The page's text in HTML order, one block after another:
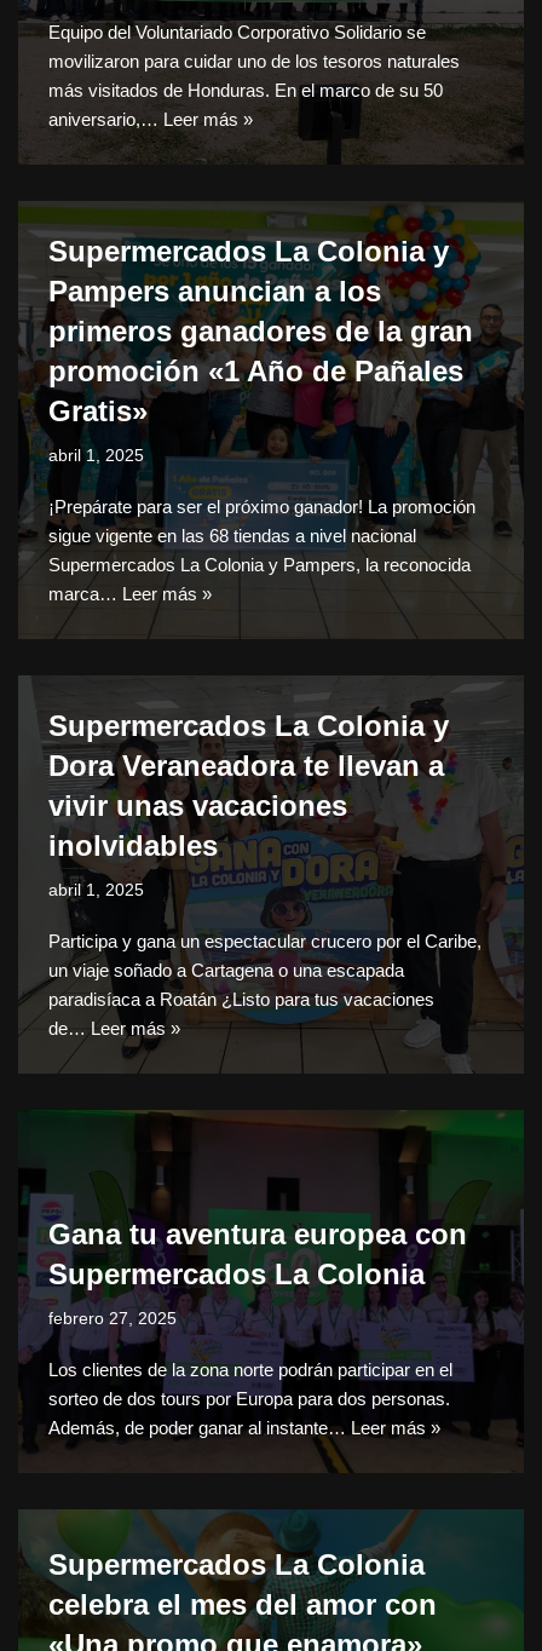
Equipo del Voluntariado Corporativo Solidario se
movilizaron para cuidar uno de los tesoros naturales
más visitados de Honduras. En el marco de su 50
aniversario,…Leer más »
Supermercados La Colonia y
Pampers anuncian a los
primeros ganadores de la gran
promoción «1 Año de Pañales
Gratis»
abril 1, 2025
¡Prepárate para ser el próximo ganador! La promoción
sigue vigente en las 68 tiendas a nivel nacional
Supermercados La Colonia y Pampers, la reconocida
marca… Leer más »
Supermercados La Colonia y
Dora Veraneadora te llevan a
vivir unas vacaciones
inolvidables
abril 1, 2025
Participa y gana un espectacular crucero por el Caribe,
un viaje soñado a Cartagena o una escapada
paradisíaca a Roatán ¿Listo para tus vacaciones
de… Leer más »
Gana tu aventura europea con
Supermercados La Colonia
febrero 27, 2025
Los clientes de la zona norte podrán participar en el
sorteo de dos tours por Europa para dos personas.
Además, de poder ganar al instante… Leer más »
Supermercados La Colonia
celebra el mes del amor con
«Una promo que enamora»